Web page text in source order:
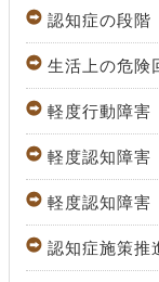
認知症の段階
生活上の危険
軽度行動障害
軽度認知障害
軽度認知障害
認知症施策推